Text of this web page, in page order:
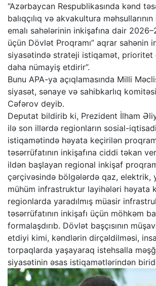
“Azərbaycan Respublikasında kənd
balıqçılıq və akvakultura
emalı sahələrinin inkişafına dair
üçün Dövlət Proqramı” aqrar sahənin
siyasətində strateji istiqamət, prioritet
daha nümayiş etdirir”.
Bunu APA-ya açıqlamasında Milli
siyasət, sənaye və sahibkarlıq
Cəfərov deyib.
Deputat bildirib ki, Prezident İlham
ilə son illərdə regionların sosial-
istiqamətində həyata keçirilən
təsərrüfatının inkişafına ciddi təkan
ildən başlayan regional inkişaf
çərçivəsində bölgələrdə qaz, elektrik,
mühüm infrastruktur layihələri həyata
regionlarda yaradılmış müasir
təsərrüfatının inkişafı üçün möhkəm
formalaşdırıb. Dövlət başçısının
etdiyi kimi, kəndlərin dirçəldilməsi,
torpaqlarda yaşayaraq istehsalla
siyasətinin əsas istiqamətlərindən